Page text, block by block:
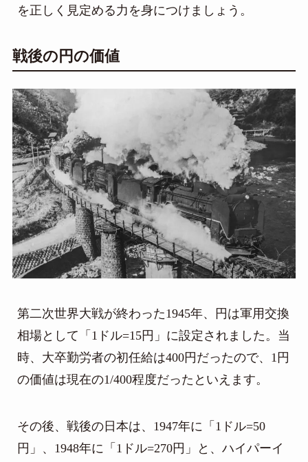
を正しく見定める力を身につけましょう。
戦後の円の価値
第二次世界大戦が終わった1945年、円は軍用交換
相場として「1ドル=15円」に設定されました。当
時、大卒勤労者の初任給は400円だったので、1円
の価値は現在の1/400程度だったといえます。
その後、戦後の日本は、1947年に「1ドル=50
円」、1948年に「1ドル=270円」と、ハイパーイ